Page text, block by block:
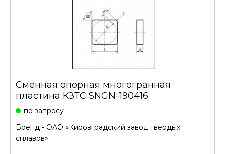
Сменная опорная многогранная
пластина КЗТС SNGN-190416
по запросу
Бренд - ОАО «Кировградский завод твердых
сплавов»